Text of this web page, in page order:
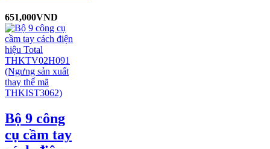
651,000VND
Bộ 9 công
cụ cầm tay